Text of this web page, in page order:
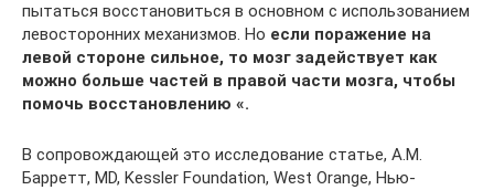
пытаться восстановиться в основном с использованием
левосторонних механизмов. Но если поражение на
левой стороне сильное, то мозг задействует как
можно больше частей в правой части мозга, чтобы
помочь восстановлению «.
В сопровождающей это исследование статье, А.М.
Барретт, MD, Kessler Foundation, West Orange, Нью-